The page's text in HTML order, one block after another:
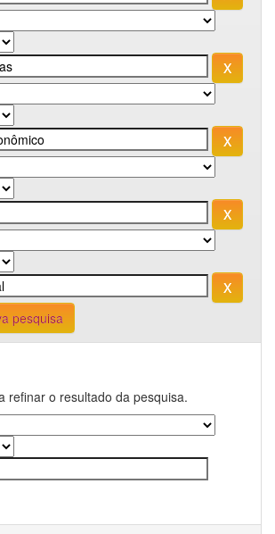
pesquisa
refinar o resultado da pesquisa.